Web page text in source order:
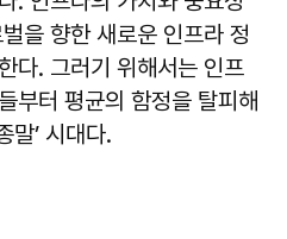
을 향한 새로운 인프라 정
다. 그러기 위해서는 인프
부터 평균의 함정을 탈피해
말’ 시대다.